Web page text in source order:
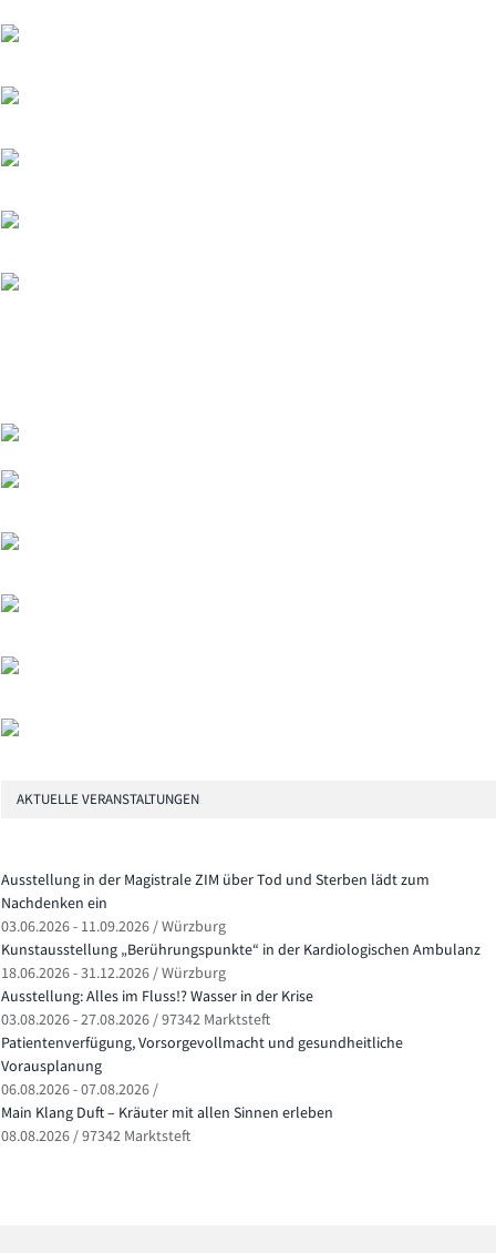
AKTUELLE VERANSTALTUNGEN
Ausstellung in der Magistrale ZIM über Tod und Sterben lädt zum
Nachdenken ein
03.06.2026 - 11.09.2026 / Würzburg
Kunstausstellung „Berührungspunkte“ in der Kardiologischen Ambulanz
18.06.2026 - 31.12.2026 / Würzburg
Ausstellung: Alles im Fluss!? Wasser in der Krise
03.08.2026 - 27.08.2026 / 97342 Marktsteft
Patientenverfügung, Vorsorgevollmacht und gesundheitliche
Vorausplanung
06.08.2026 - 07.08.2026 /
Main Klang Duft – Kräuter mit allen Sinnen erleben
08.08.2026 / 97342 Marktsteft